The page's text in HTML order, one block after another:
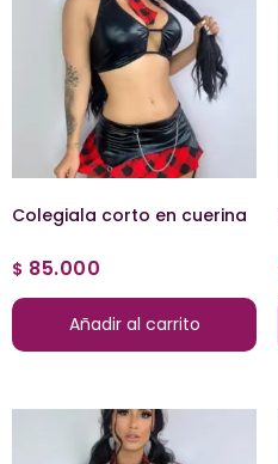
Colegiala corto en cuerina
$ 85.000
Añadir al carrito